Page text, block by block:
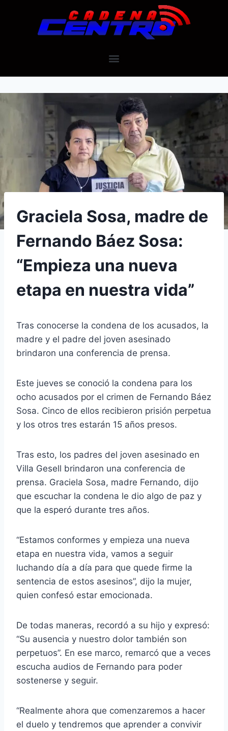
Graciela Sosa, madre de
Fernando Báez Sosa:
“Empieza una nueva
etapa en nuestra vida”
Tras conocerse la condena de los acusados, la
madre y el padre del joven asesinado
brindaron una conferencia de prensa.
Este jueves se conoció la condena para los
ocho acusados por el crimen de Fernando Báez
Sosa. Cinco de ellos recibieron prisión perpetua
y los otros tres estarán 15 años presos.
Tras esto, los padres del joven asesinado en
Villa Gesell brindaron una conferencia de
prensa. Graciela Sosa, madre Fernando, dijo
que escuchar la condena le dio algo de paz y
que la esperó durante tres años.
“Estamos conformes y empieza una nueva
etapa en nuestra vida, vamos a seguir
luchando día a día para que quede firme la
sentencia de estos asesinos”, dijo la mujer,
quien confesó estar emocionada.
De todas maneras, recordó a su hijo y expresó:
“Su ausencia y nuestro dolor también son
perpetuos”. En ese marco, remarcó que a veces
escucha audios de Fernando para poder
sostenerse y seguir.
“Realmente ahora que comenzaremos a hacer
el duelo y tendremos que aprender a convivir